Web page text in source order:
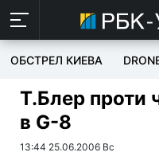
ОБСТРЕЛ КИЕВА
Т.Блер проти
в G-8
13:44 25.06.2006 Вс